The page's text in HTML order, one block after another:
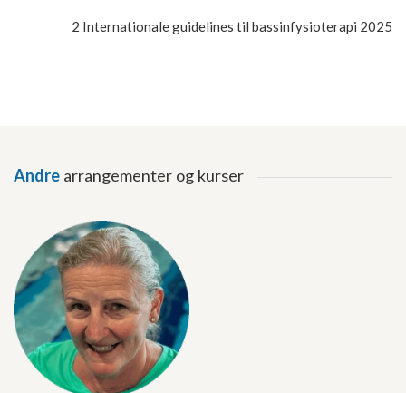
2 Internationale guidelines til bassinfysioterapi 2025
Andre arrangementer og kurser